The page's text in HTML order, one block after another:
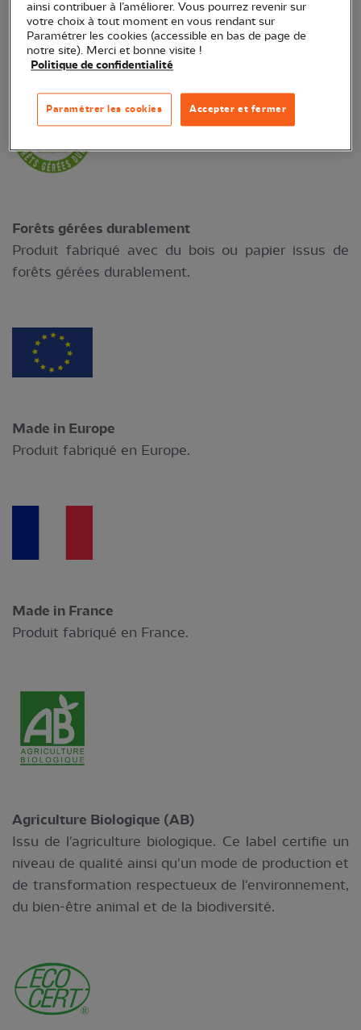
Encres végétales
Produit fabriqué à partir d'encres végétales.
Forêts gérées durablement
Produit fabriqué avec du bois ou papier issus de
forêts gérées durablement.
Made in Europe
Produit fabriqué en Europe.
Made in France
Produit fabriqué en France.
Agriculture Biologique (AB)
Issu de l'agriculture biologique. Ce label certifie un
niveau de qualité ainsi qu'un mode de production et
de transformation respectueux de l'environnement,
du bien-être animal et de la biodiversité.
ainsi contribuer à l’améliorer. Vous pourrez revenir sur
votre choix à tout moment en vous rendant sur
Paramétrer les cookies (accessible en bas de page de
notre site). Merci et bonne visite !
Politique de confidentialité
Accepter et fermer
Paramétrer les cookies